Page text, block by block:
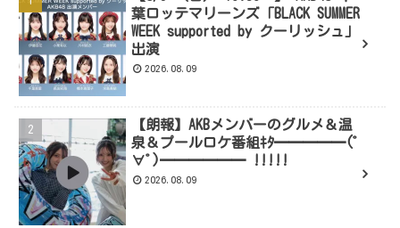
葉ロッテマリーンズ「BLACK SUMMER
WEEK supported by クーリッシュ」
出演
2026.08.09
【朗報】AKBメンバーのグルメ＆温
泉＆プールロケ番組ｷﾀ━━━━━(ﾟ
∀ﾟ)━━━━━━ !!!!!
2026.08.09